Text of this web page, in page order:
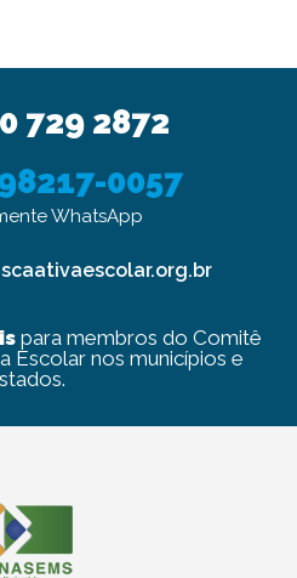
729 2872
0057
WhatsApp
para membros do Comitê
Escolar nos municípios e